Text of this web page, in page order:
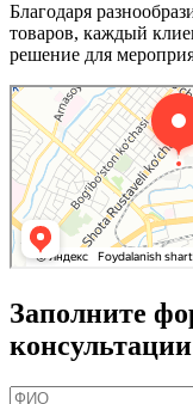
Благодаря
товаров, каждый
решение для
Заполните
консультации